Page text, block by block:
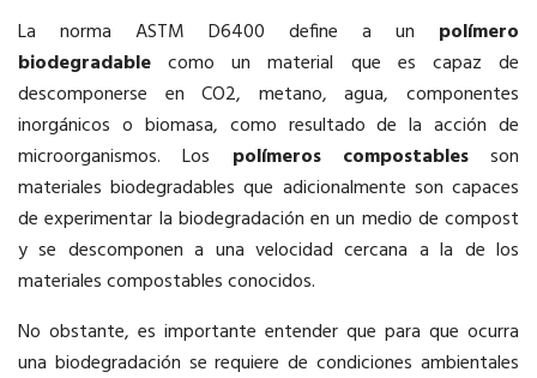
La norma ASTM D6400 define a un polímero
biodegradable como un material que es capaz de
descomponerse en CO2, metano, agua, componentes
inorgánicos o biomasa, como resultado de la acción de
microorganismos. Los polímeros compostablesson
materiales biodegradables que adicionalmente son capaces
de experimentar la biodegradación en un medio de compost
y se descomponen a una velocidad cercana a la de los
materiales compostables conocidos.
No obstante, es importante entender que para que ocurra
una biodegradación se requiere de condiciones ambientales